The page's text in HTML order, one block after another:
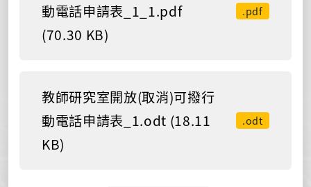
動電話申請表_1_1.pdf
(70.30 KB)
.pdf
教師研究室開放(取消)可撥行
動電話申請表_1.odt (18.11
KB)
.odt